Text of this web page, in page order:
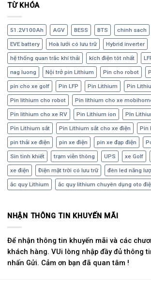
TỪ KHÓA
51.2V100Ah AGV BESS BTS chinh sach
EVE battery Hoà lưới có lưu trữ Hybrid inverter
hệ thống quan trắc khí thải kích điện tôt nhất
nag luong Nội trở pin Lithium Pin cho robot
pin cho xe golf Pin LFP Pin Lithium Pin
Pin lithium cho robot Pin lithium cho xe
Pin lithium cho xe RV Pin Lithium ion PIn
Pin Lithium sắt Pin Lithium sắt cho xe điện Pin
pin thải xe điện pin xe điện pin xe đạp điện
Sin tinh khiết trạm viễn thông UPS xe Golf
xe điện Điện mặt trời có lưu trữ đèn led năng
ắc quy Lithium ắc quy lithium chuyên dụng oto
NHẬN THÔNG TIN KHUYẾN MÃI
Để nhận thông tin khuyến mãi và các
khách hàng. VUi lòng nhập đầy đủ thông
nhấn Gửi. Cảm ơn bạn đã quan tâm !